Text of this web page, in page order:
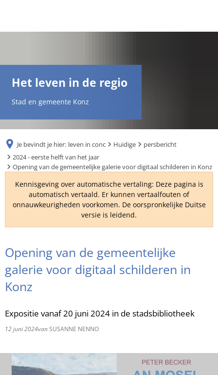
TR
UK
Het leven in de regio
Stad en gemeente Konz
Je bevindt je hier: leven in conc Huidige
persbericht
2024 - eerste helft van het jaar
Opening van de gemeentelijke galerie voor digitaal schilderen in Konz
Kennisgeving over automatische vertaling: Deze pagina is
automatisch vertaald. Er kunnen vertaalfouten of
onnauwkeurigheden voorkomen. De oorspronkelijke Duitse
versie is leidend.
Opening van de gemeentelijke
galerie voor digitaal schilderen in
Konz
Expositie vanaf 20 juni 2024 in de stadsbibliotheek
12 juni 2024vanSUSANNE NENNO